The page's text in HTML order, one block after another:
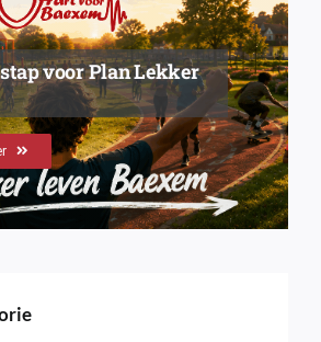
voor Plan Lekker